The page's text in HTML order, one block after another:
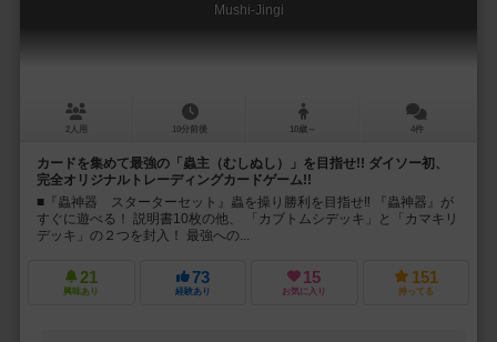
Mushi-Jingi
2人用 10分前後 10歳～ 4件
カードを集めて最強の「蟲主（むしぬし）」を目指せ!! ダイソー初、
完全オリジナルトレーディングカードゲーム!!
■『蟲神器 スターターセット』蟲を操り勝利を目指せ‼ 『蟲神器』が
すぐに遊べる！ 説明書10枚の他、 「カブトムシデッキ」と「カマキリ
デッキ」の２つを封入！ 最強への...
21
興味あり
73
経験あり
15
お気に入り
151
持ってる